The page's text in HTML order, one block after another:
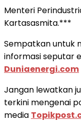
Menteri
Kartasasmita.***
Sempatkan untuk
informasi seputar
Duniaenergi.com
Jangan lewatkan
terkini mengenai
media